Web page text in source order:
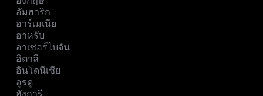
อัมฮาริก
อาร์เมเนีย
อาหรับ
อาเซอร์ไบจัน
อิตาลี
อินโดนีเซีย
อูรดู